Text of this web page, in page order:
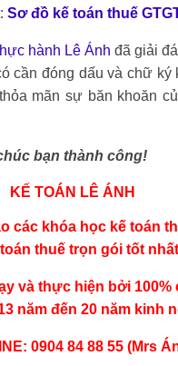
Sơ đồ kế toán thuế
hành Lê Ánh đã giải
cần đóng dấu và chữ ký
mãn sự băn khoăn
bạn thành công!
KẾ TOÁN LÊ ÁNH
các khóa học kế toán
thuế trọn góitốt
và thực hiện bởi 100%
năm đến 20 năm kinh
0904 84 88 55 (Mrs